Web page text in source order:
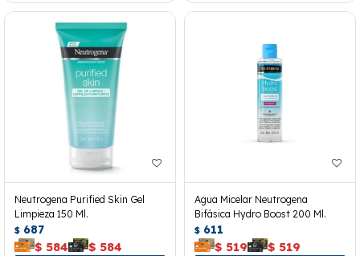
Neutrogena Purified Skin Gel
Limpieza 150 Ml.
$ 687
$ 584 $ 584
Agua Micelar Neutrogena
Bifásica Hydro Boost 200 Ml.
$ 611
$ 519 $ 519